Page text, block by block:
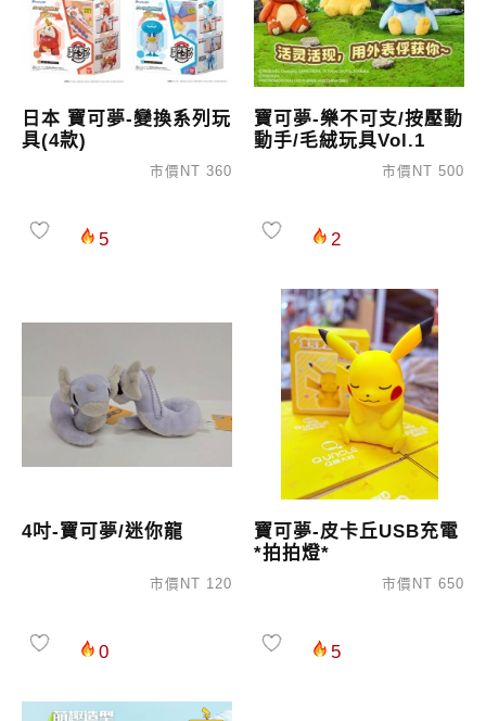
日本 寶可夢-變換系列玩
具(4款)
市價NT 360
5
寶可夢-樂不可支/按壓動
動手/毛絨玩具Vol.1
市價NT 500
2
4吋-寶可夢/迷你龍
市價NT 120
0
寶可夢-皮卡丘USB充電
*拍拍燈*
市價NT 650
5